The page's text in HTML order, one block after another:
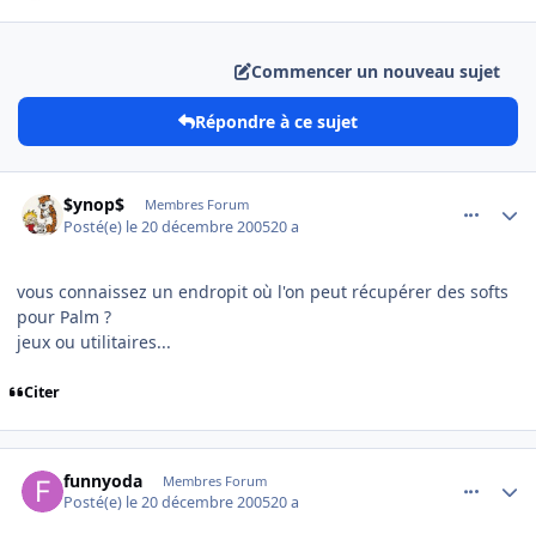
Commencer un nouveau sujet
Répondre à ce sujet
$ynop$ Membres Forum
Posté(e) le 20 décembre 200520 a
vous connaissez un endropit où l'on peut récupérer des softs
pour Palm ?
jeux ou utilitaires...
Citer
funnyoda Membres Forum
Posté(e) le 20 décembre 200520 a